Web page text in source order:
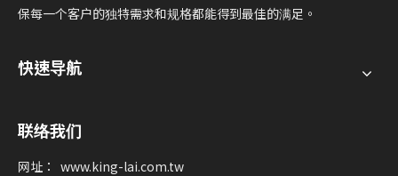
保每一个客户的独特需求和规格都能得到最佳的满足。
快速导航
联络我们
网址： www.king-lai.com.tw